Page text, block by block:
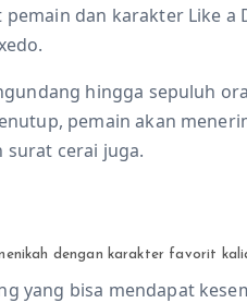
dan karakter Like a
hingga sepuluh
pemain akan
surat cerai juga.
dengan karakter favorit
yang bisa mendapat